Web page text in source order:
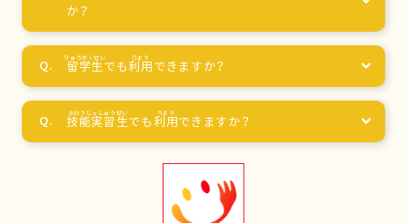
か？
留学生でも利用 できますか？
技能実習生でも利用できますか？